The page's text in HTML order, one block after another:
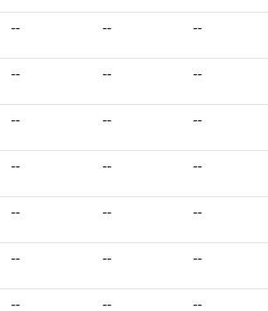
-- -- --
-- -- --
-- -- --
-- -- --
-- -- --
-- -- --
-- -- --